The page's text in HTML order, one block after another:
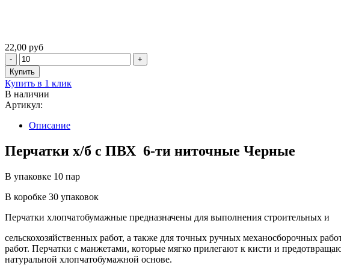
22,00 руб
Купить в 1 клик
В наличии
Артикул:
Описание
Перчатки х/б с ПВХ 6-ти ниточные Черные
В упаковке 10 пар
В коробке 30 упаковок
Перчатки хлопчатобумажные предназначены для выполнения строительных и
сельскохозяйственных работ, а также для точных ручных механосборочных
работ. Перчатки с манжетами, которые мягко прилегают к кисти и
натуральной хлопчатобумажной основе.